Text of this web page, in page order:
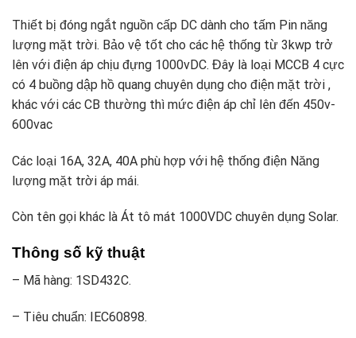
Thiết bị đóng ngắt nguồn cấp DC dành cho tấm Pin năng
lượng mặt trời. Bảo vệ tốt cho các hệ thống từ 3kwp trở
lên với điện áp chịu đựng 1000vDC. Đây là loại MCCB 4 cực
có 4 buồng dập hồ quang chuyên dụng cho điện mặt trời ,
khác với các CB thường thì mức điện áp chỉ lên đến 450v-
600vac
Các loại 16A, 32A, 40A phù hợp với hệ thống điện Năng
lượng mặt trời áp mái.
Còn tên gọi khác là Át tô mát 1000VDC chuyên dụng Solar.
Thông số kỹ thuật
– Mã hàng: 1SD432C.
– Tiêu chuẩn: IEC60898.